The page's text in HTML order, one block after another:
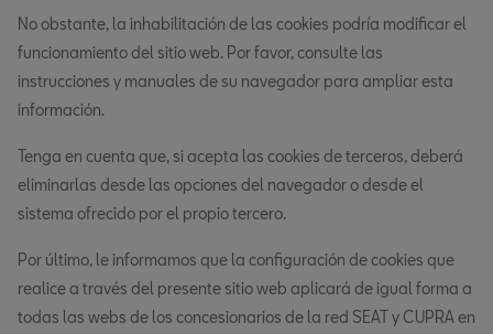
No obstante, la inhabilitación de las cookies podría modificar el
funcionamiento del sitio web. Por favor, consulte las
instrucciones y manuales de su navegador para ampliar esta
información.
Tenga en cuenta que, si acepta las cookies de terceros, deberá
eliminarlas desde las opciones del navegador o desde el
sistema ofrecido por el propio tercero.
Por último, le informamos que la configuración de cookies que
realice a través del presente sitio web aplicará de igual forma a
todas las webs de los concesionarios de la red SEAT y CUPRA en